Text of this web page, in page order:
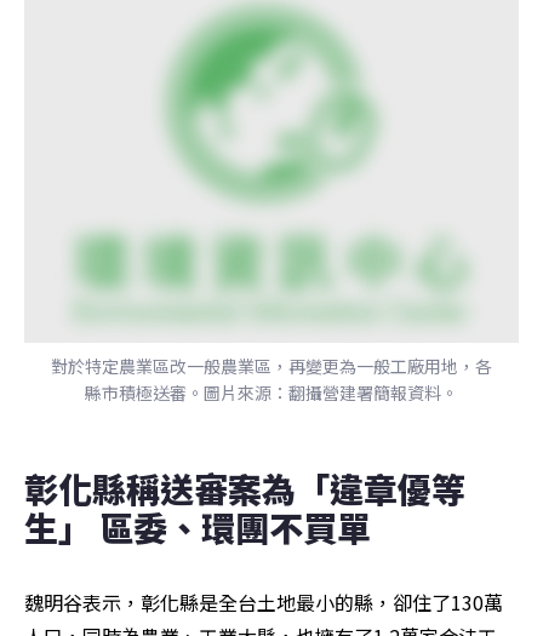
對於特定農業區改一般農業區，再變更為一般工廠用地，各
縣市積極送審。圖片來源：翻攝營建署簡報資料。
彰化縣稱送審案為「違章優等
生」 區委、環團不買單
魏明谷表示，彰化縣是全台土地最小的縣，卻住了130萬